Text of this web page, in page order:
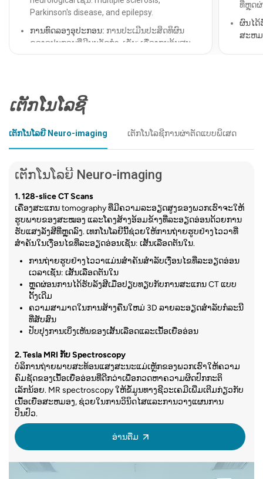
ຂະບວນການທັງຫມົດໃຊ້ເວລາ 2-3 ຊົ່ວໂມງ.
ອ່ານເພີ່ມເຕີມກ່ຽວກັບ PET-CT
ລະອຽດຂອງເສັ້ນເລືອດໃນສະໝອງໂດຍການ
ສີດສີຍ້ອມສີກົງກັນຂ້າມ ແລະໃຊ້ເທັກໂນໂລຍີ X-
ray.
ຮູບພາບລາຍລະອຽດຂອງເສັ້ນເລືອດໃນສະຫມອງ
arteriovenous malformations, ແລະ stenosis
[ແຄບ].
ສິ່ງທີ່ຄາດຫວັງ:
ຄົນເຈັບແມ່ນ sedated ແລະ catheter ແມ່ນ
inserted ຜ່ານ incision ຂະຫນາດນ້ອຍ,
ປົກກະຕິແລ້ວຢູ່ໃນ groin. ສີຍ້ອມສີກົງກັນຂ້າມ
ຖືກສີດ, ແລະຮູບພາບ X-ray ແມ່ນຖ່າຍ. ຂັ້ນ
ຕອນປົກກະຕິໃຊ້ເວລາ 1-3 ຊົ່ວໂມງ.
ອ່ານເພີ່ມເຕີມກ່ຽວກັບ Cerebral Angiography
5.SPECT:
ການຖ່າຍພາບຖ່າຍ Tomography Computed
Emission (SPECT) ຮູບດຽວໃຊ້ເຄື່ອງຕິດຕາມ
ລັງສີ ແລະກ້ອງພິເສດເພື່ອສ້າງຮູບພາບ 3 ມິຕິທີ່
ສະແດງການໄຫຼຂອງເລືອດໃນສະໝອງ.
ສິ່ງ​ທີ່​ການ​ທົດ​ສອບ​ນີ້​ສະ​ແດງ​ໃຫ້​ເຫັນ​:
ເຈັບປ
ອ່ານເ
ຫມອງ.
ສິ່ງ​ທີ່​ກ
ມອງ.
ຄວາມ
ສິ່ງທີ່ຄາ
ເຈັບປວ
ອ່ານເ
Parkinson's disease, and epilepsy.
ການທົດລອງອຸປະກອນ: ການປະເມີນປະສິດທິຜົນ
ຂອງອຸປະກອນທີ່ມີນະວັດກໍາ, ເຊັ່ນ: ເຄື່ອງກະຕຸ້ນສະ
ຫມອງເລິກແລະລະບົບ neuromodulation ກ້າວຫ
ຜົນກະທົບຂອງເຕັກນິກການຟື້ນຟູໃຫມ່ກ່ຽວກັບການ
ຟື້ນຕົວຈາກເສັ້ນເລືອດຕັນໃນ, ການບາດເຈັບຂອງສະ
ພວກເຮົາເຂົ້າເຖິງການປິ່ນປົວແບບຕັດຕໍ່.
ທີ່ຫຼຸດຜ່
ຜົນໄດ້
ສະຫມ
ສິ່ງພິມເ
ມາດຕະ
ເຕັກໂນໂລຊີ
ເຕັກໂນໂລຍີ Neuro-imaging ເຕັກໂນໂລຊີການຜ່າຕັດແບບພິເສດ
ເຕັກໂນໂລຍີ Neuro-imaging
1. 128-slice CT Scans
ເຄື່ອງສະແກນ tomography ທີ່ມີຄວາມລະອຽດສູງຂອງພວກເຮົາຈະໃຫ້
ຮູບພາບຂອງສະໝອງ ແລະໂຄງສ້າງອ້ອມຂ້າງທີ່ລະອຽດອ່ອນດ້ວຍການ
ຮັບແສງລັງສີທີ່ຫຼຸດລົງ. ເທກໂນໂລຍີນີ້ຊ່ວຍໃຫ້ການຖ່າຍຮູບຢ່າງໄວວາທີ່
ສໍາຄັນໃນເງື່ອນໄຂທີ່ລະອຽດອ່ອນເຊັ່ນ: ເສັ້ນເລືອດຕັນໃນ.
ການຖ່າຍຮູບຢ່າງໄວວາແມ່ນສໍາຄັນສໍາລັບເງື່ອນໄຂທີ່ລະອຽດອ່ອນ
ເວລາເຊັ່ນ: ເສັ້ນເລືອດຕັນໃນ
ຫຼຸດຜ່ອນການໄດ້ຮັບລັງສີເມື່ອປຽບທຽບກັບການສະແກນ CT ແບບ
ດັ້ງເດີມ
ຄວາມ​ສາ​ມາດ​ໃນ​ການ​ສ້າງ​ຄືນ​ໃຫມ່ 3D ລາຍ​ລະ​ອຽດ​ສໍາ​ລັບ​ກໍ​ລະ​ນີ​
ທີ່​ສັບ​ສົນ​
ປັບປຸງການເບິ່ງເຫັນຂອງເສັ້ນເລືອດແລະເນື້ອເຍື່ອອ່ອນ
2. Tesla MRI ກັບ Spectroscopy
ບໍລິການຖ່າຍພາບສະທ້ອນແສງສະນະແມ່ເຫຼັກຂອງພວກເຮົາໃຫ້ຄວາມ
ຄົມຊັດຂອງເນື້ອເຍື່ອອ່ອນທີ່ດີກວ່າເພື່ອກວດຫາຄວາມຜິດປົກກະຕິ
ເລັກນ້ອຍ. MR spectroscopy ໃຫ້ຂໍ້ມູນທາງຊີວະເຄມີເພີ່ມເຕີມກ່ຽວກັບ
ເນື້ອເຍື່ອສະຫມອງ, ຊ່ວຍໃນການວິນິດໄສແລະການວາງແຜນການ
ປິ່ນປົວ.
ອັດຕາສ່ວນສັນຍານຕໍ່ສຽງລົບກວນທີ່ສູງຂຶ້ນເພື່ອໃຫ້ຮູບພາບທີ່
MR spectroscopy ສໍາລັບການວິເຄາະທາງຊີວະເຄມີທີ່ບໍ່ແມ່ນການ
ອ່ານ​ຕື່ມ